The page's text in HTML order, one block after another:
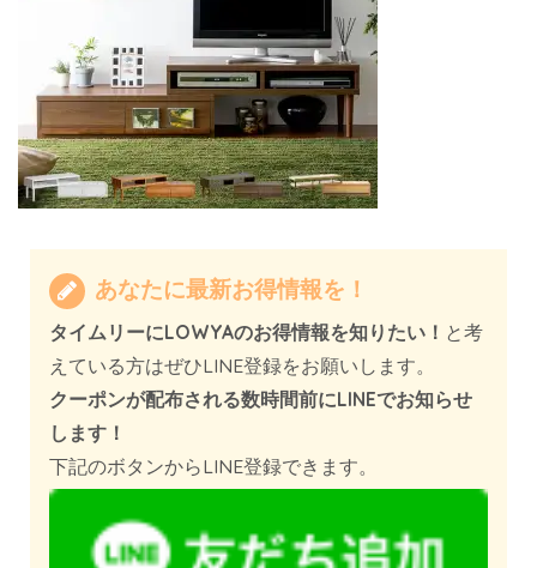
あなたに最新お得情報を！
タイムリーにLOWYAのお得情報を知りたい！ と考
えている方はぜひLINE登録をお願いします。
クーポンが配布される数時間前にLINEでお知らせ
します！
下記のボタンからLINE登録できます。